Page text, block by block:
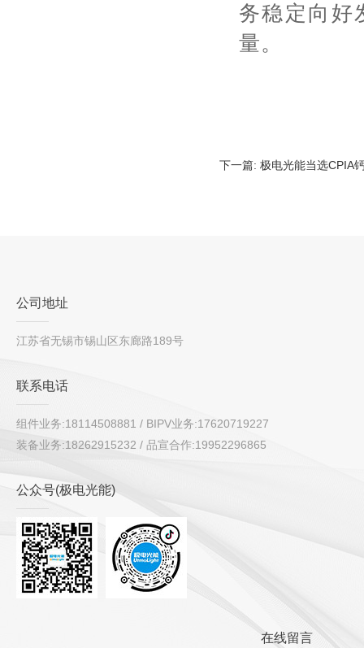
务稳定向好
量。
下一篇: 极电光能当选CPIA
公司地址
江苏省无锡市锡山区东廊路189号
联系电话
组件业务:18114508881 / BIPV业务:17620719227
装备业务:18262915232 / 品宣合作:19952296865
公众号(极电光能)
在线留言